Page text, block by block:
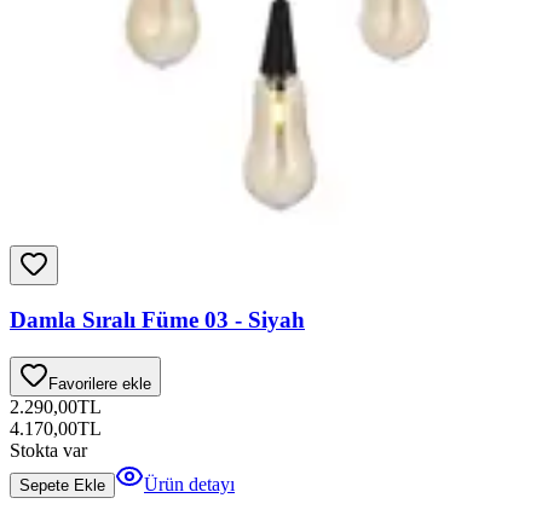
Damla Sıralı Füme 03 - Siyah
Favorilere ekle
2.290,00TL
4.170,00TL
Stokta var
Sepete Ekle Ürün detayı